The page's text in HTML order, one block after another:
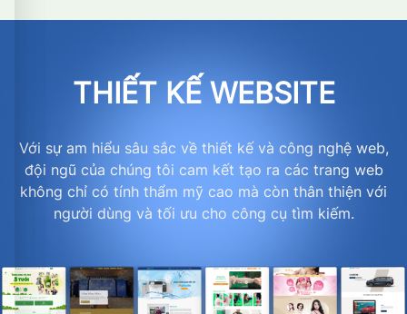
THIẾT KẾ WEBSITE
Với sự am hiểu sâu sắc về thiết kế và công nghệ web,
đội ngũ của chúng tôi cam kết tạo ra các trang web
không chỉ có tính thẩm mỹ cao mà còn thân thiện với
người dùng và tối ưu cho công cụ tìm kiếm.